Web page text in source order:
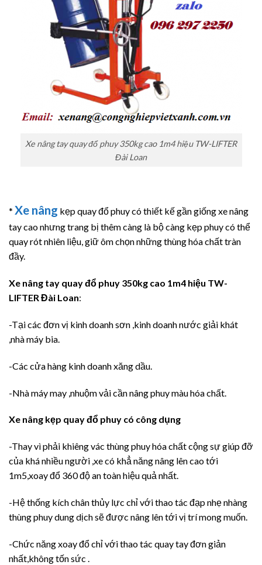
Xe nâng tay quay đổ phuy 350kg cao 1m4 hiệu TW-LIFTER
Đài Loan
* Xe nâng kẹp quay đổ phuy có thiết kế gần giống xe nâng
tay cao nhưng trang bị thêm càng là bộ càng kẹp phuy có thể
quay rót nhiên liệu, giữ ôm chọn những thùng hóa chất tràn
đầy.
Xe nâng tay quay đổ phuy 350kg cao 1m4 hiệu TW-
LIFTER Đài Loan:
-Tại các đơn vị kinh doanh sơn ,kinh doanh nước giải khát
,nhà máy bia.
-Các cửa hàng kinh doanh xăng dầu.
-Nhà máy may ,nhuộm vải cần nâng phuy màu hóa chất.
Xe nâng kẹp quay đổ phuy có công dụng
-Thay vì phải khiêng vác thùng phuy hóa chất cộng sự giúp đỡ
của khá nhiều người ,xe có khẳ năng nâng lên cao tới
1m5,xoay đổ 360 độ an toàn hiệu quả nhất.
-Hệ thống kích chân thủy lực chỉ với thao tác đạp nhẹ nhàng
thùng phuy dung dịch sẽ được nâng lên tới vị trí mong muốn.
-Chức năng xoay đổ chỉ với thao tác quay tay đơn giản
nhất,không tốn sức .